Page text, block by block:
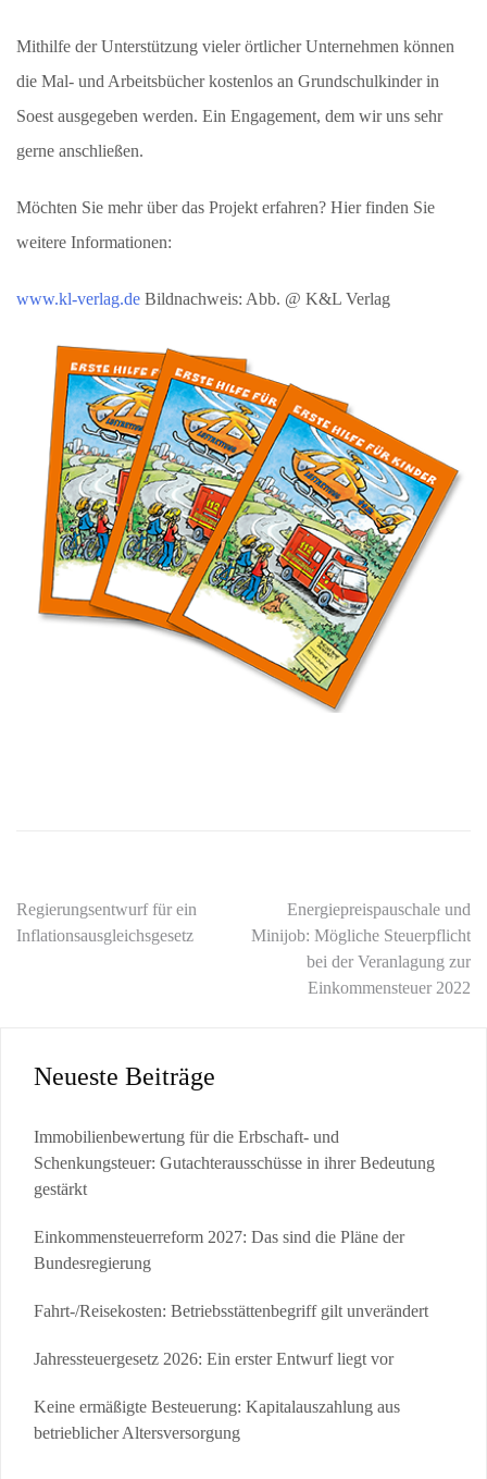
Mithilfe der Unterstützung vieler örtlicher Unternehmen können
die Mal- und Arbeitsbücher kostenlos an Grundschulkinder in
Soest ausgegeben werden. Ein Engagement, dem wir uns sehr
gerne anschließen.
Möchten Sie mehr über das Projekt erfahren? Hier finden Sie
weitere Informationen:
www.kl-verlag.de Bildnachweis: Abb. @ K&L Verlag
Beitragsnavigation
Regierungsentwurf für ein
Inflationsausgleichsgesetz
Energiepreispauschale und
Minijob: Mögliche Steuerpflicht
bei der Veranlagung zur
Einkommensteuer 2022
Neueste Beiträge
Immobilienbewertung für die Erbschaft- und
Schenkungsteuer: Gutachterausschüsse in ihrer Bedeutung
gestärkt
Einkommensteuerreform 2027: Das sind die Pläne der
Bundesregierung
Fahrt-/Reisekosten: Betriebsstättenbegriff gilt unverändert
Jahressteuergesetz 2026: Ein erster Entwurf liegt vor
Keine ermäßigte Besteuerung: Kapitalauszahlung aus
betrieblicher Altersversorgung